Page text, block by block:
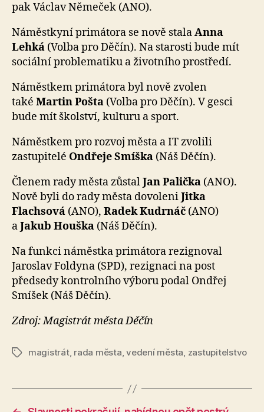
pak Václav Němeček (ANO).
Náměstkyní primátora se nově stalaAnna
Lehká (Volba pro Děčín). Na starosti bude mít
sociální problematiku a životního prostředí.
Náměstkem primátora byl nově zvolen
také Martin Pošta (Volba pro Děčín). V gesci
bude mít školství, kulturu a sport.
Náměstkem pro rozvoj města a IT zvolili
zastupitelé Ondřeje Smíška (Náš Děčín).
Členem rady města zůstalJan Palička (ANO).
Nově byli do rady města dovoleniJitka
Flachsová (ANO), Radek Kudrnáč (ANO)
aJakub Houška (Náš Děčín).
Na funkci náměstka primátora rezignoval
Jaroslav Foldyna (SPD), rezignaci na post
předsedy kontrolního výboru podal Ondřej
Smíšek (Náš Děčín).
Zdroj: Magistrát města Děčín
Štítkymagistrát, rada města,vedení města, zastupitelstvo